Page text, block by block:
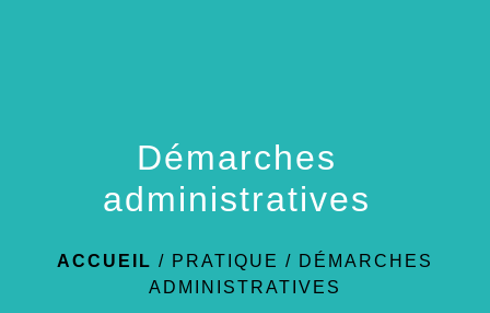
Démarches
administratives
ACCUEIL / PRATIQUE / DÉMARCHES
ADMINISTRATIVES